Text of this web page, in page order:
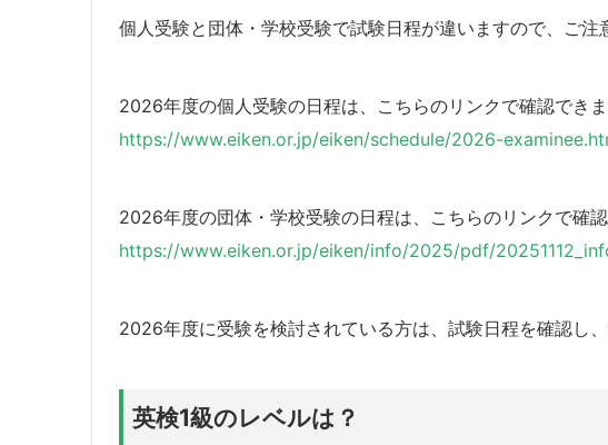
個人受験と団体・学校受験で試験日程が違いますので、ご注
2026年度の個人受験の日程は、こちらのリンクで確認できま
https://www.eiken.or.jp/eiken/schedule/2026-
2026年度の団体・学校受験の日程は、こちらのリンクで確認
https://www.eiken.or.jp/eiken/info/2025/pdf/
2026年度に受験を検討されている方は、試験日程を確認し
英検1級のレベルは？